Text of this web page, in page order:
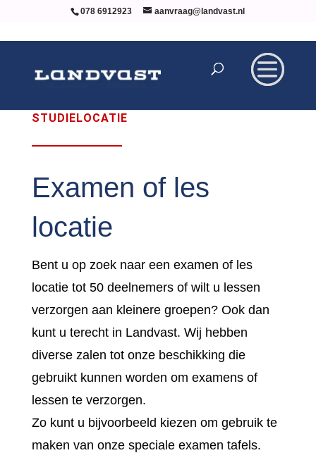
078 6912923 aanvraag@landvast.nl
STUDIELOCATIE
Examen of les
locatie
Bent u op zoek naar een examen of les
locatie tot 50 deelnemers of wilt u lessen
verzorgen aan kleinere groepen? Ook dan
kunt u terecht in Landvast. Wij hebben
diverse zalen tot onze beschikking die
gebruikt kunnen worden om examens of
lessen te verzorgen.
Zo kunt u bijvoorbeeld kiezen om gebruik te
maken van onze speciale examen tafels.